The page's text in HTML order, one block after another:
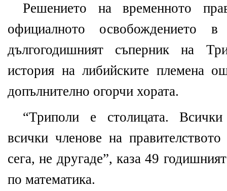
Решението на временното
официалното освобождението
дългогодишният съперник на
история на либийските племена
допълнително огорчи хората.
“Триполи е столицата.
всички членове на
сега, не другаде”, каза 49
по математика.